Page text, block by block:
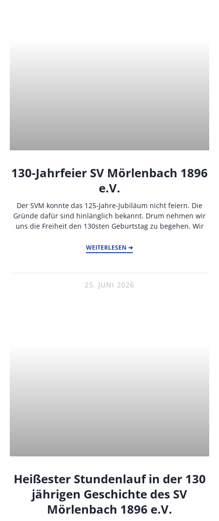
130-Jahrfeier SV Mörlenbach 1896
e.V.
Der SVM konnte das 125-Jahre-Jubiläum nicht feiern. Die
Gründe dafür sind hinlänglich bekannt. Drum nehmen wir
uns die Freiheit den 130sten Geburtstag zu begehen. Wir
WEITERLESEN ➜
25. JUNI 2026
Heißester Stundenlauf in der 130
jährigen Geschichte des SV
Mörlenbach 1896 e.V.